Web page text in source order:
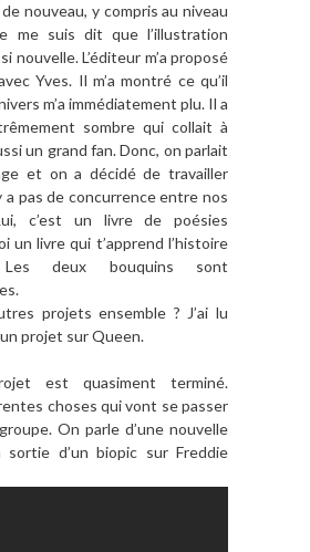
nouveau, y compris au niveau
me suis dit que l’illustration
nouvelle. L’éditeur m’a proposé
Yves. Il m’a montré ce qu’il
m’a immédiatement plu. Il a
sombre qui collait à
un grand fan. Donc, on parlait
et on a décidé de travailler
a pas de concurrence entre nos
c’est un livre de poésies
un livre qui t’apprend l’histoire
deux bouquins sont
projets ensemble ? J’ai lu
projet sur Queen.
est quasiment terminé.
choses qui vont se passer
On parle d’une nouvelle
d’un biopic sur Freddie